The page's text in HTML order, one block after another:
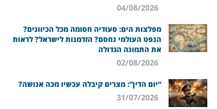
מפלצות הים: סעודיה חסומה מכל הכיוונים?
הנפט העולמי נחסם? הזדמנות לישראל? לראות
את התמונה הגדולה
“יום הדין”: מצרים קיבלה עכשיו מכה אנושה?